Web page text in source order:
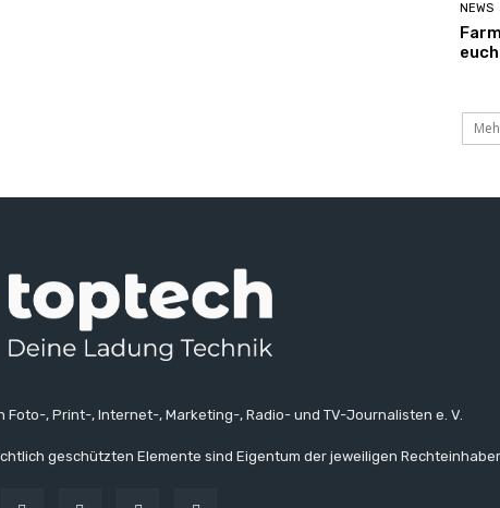
NEWS
Foto-, Print-, Internet-, Marketing-, Radio- und TV-Journalisten e. V.
geschützten Elemente sind Eigentum der jeweiligen Rechteinhaber.